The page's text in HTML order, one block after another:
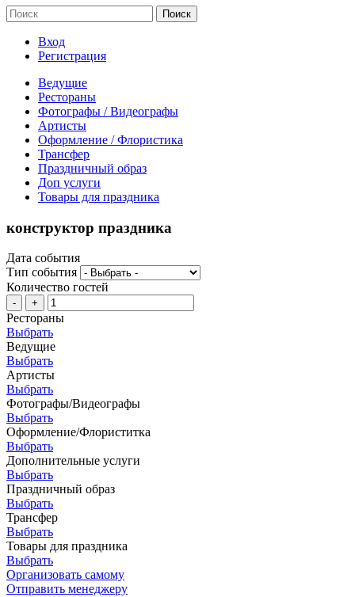
Вход
Регистрация
Ведущие
Рестораны
Фотографы / Видеографы
Артисты
Оформление / Флористика
Трансфер
Праздничный образ
Доп услуги
Товары для праздника
конструктор праздника
Дата события
Тип события
Количество гостей
- +
Рестораны
Выбрать
Ведущие
Выбрать
Артисты
Выбрать
Фотографы/Видеографы
Выбрать
Оформление/Флориститка
Выбрать
Дополнительные услуги
Выбрать
Праздничный образ
Выбрать
Трансфер
Выбрать
Товары для праздника
Выбрать
Организовать самому
Отправить менеджеру